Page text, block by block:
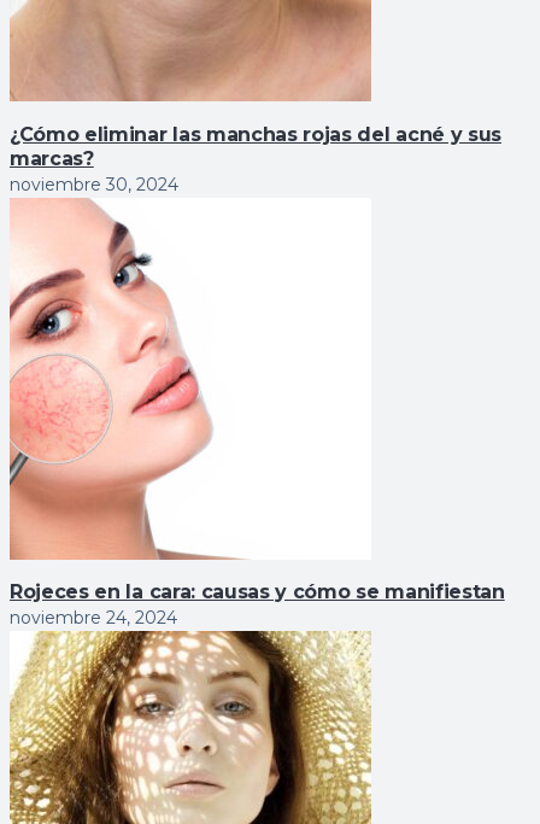
¿Cómo eliminar las manchas rojas del acné y sus
marcas?
noviembre 30, 2024
Rojeces en la cara: causas y cómo se manifiestan
noviembre 24, 2024